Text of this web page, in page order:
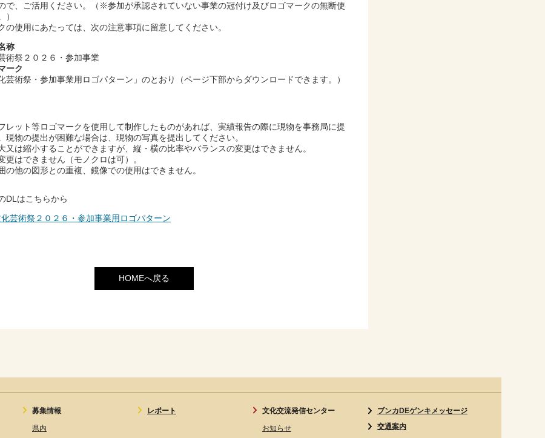
で、ご活用ください。（※参加が承認されていない事業の冠付け及びロゴマークの無断使
）
の使用にあたっては、次の注意事項に留意してください。
称
術祭２０２６・参加事業
ーク
芸術祭・参加事業用ロゴパターン」のとおり（ページ下部からダウンロードできます。）
レット等ロゴマークを使用して制作したものがあれば、実績報告の際に現物を事務局に提
現物の提出が困難な場合は、現物の写真を提出してください。
又は縮小することができますが、縦・横の比率やバランスの変更はできません。
更はできません（モノクロは可）。
の他の図形との重複、鏡像での使用はできません。
DLはこちらから
芸術祭２０２６・参加事業用ロゴパターン
HOMEへ戻る
募集情報
県内
レポート 文化交流発信センター
お知らせ
ブンカDEゲンキメッセージ
交通案内